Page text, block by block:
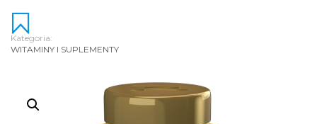
Kategoria:
WITAMINY I SUPLEMENTY